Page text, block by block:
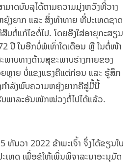
ມາດບັນລຸໄດ້ຕາມຄວາມມຸ່ງຫວັງທີ່ວາງ
ຍຸ້ງຍາກ ແລະ ສິ່ງທ້າທາຍ ທີ່ປະເທດຊາດ
ບຕໍ່ແກ້ໄຂຕໍ່ໄປ. ໂດຍອີງໃສ່ອາຍຸກະສຽນ
ປີ ໃນອີກບໍ່ພໍເທົ່າໃດເດືອນ ຫຼື ໃນຕໍ່ໜ້າ
າບທາງດ້ານສຸຂະພາບຮ່າງກາຍຂອງ
ຍຫຼາຍ ບໍ່ແຂງແຮງຄືແຕ່ກ່ອນ ແລະ ຮູ້ສຶກ
ກຳລັງພົບຄວາມຫຍຸ້ງຍາກຄືສູ່ມື້ນີ້
ບພາລະອັນໜັກໜ່ວງຕໍ່ໄປໄດ້ແລ້ວ.
ນວາ 2022 ຂ້າພະເຈົ້າ ຈຶ່ງໄດ້ຂຽນໃບ
ະເທດ ເພື່ອຂໍໃຫ້ເພິ່ນພິຈາລະນາອະນຸມັດ